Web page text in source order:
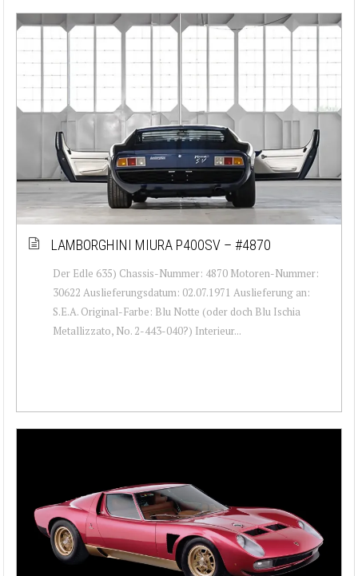
LAMBORGHINI MIURA P400SV – #4870
Der Edle 635) Chassis-Nummer: 4870 Motoren-Nummer:
30622 Auslieferungsdatum: 02.07.1971 Auslieferung an:
S.E.A. Original-Farbe: Blu Notte (oder doch Blu Ischia
Metallizzato, No. 2-443-040?) Interieur...